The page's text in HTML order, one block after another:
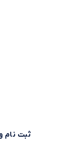
ثبت نام